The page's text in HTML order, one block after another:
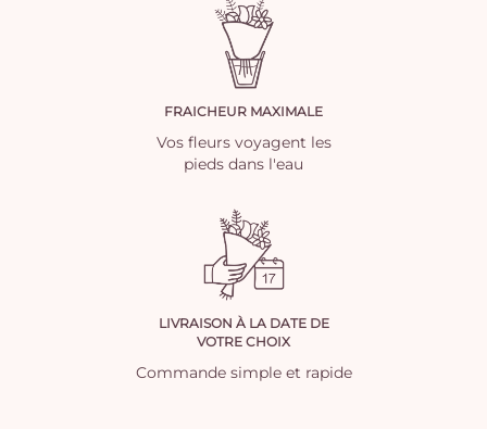
FRAICHEUR MAXIMALE
Vos fleurs voyagent les
pieds dans l'eau
LIVRAISON À LA DATE DE
VOTRE CHOIX
Commande simple et rapide